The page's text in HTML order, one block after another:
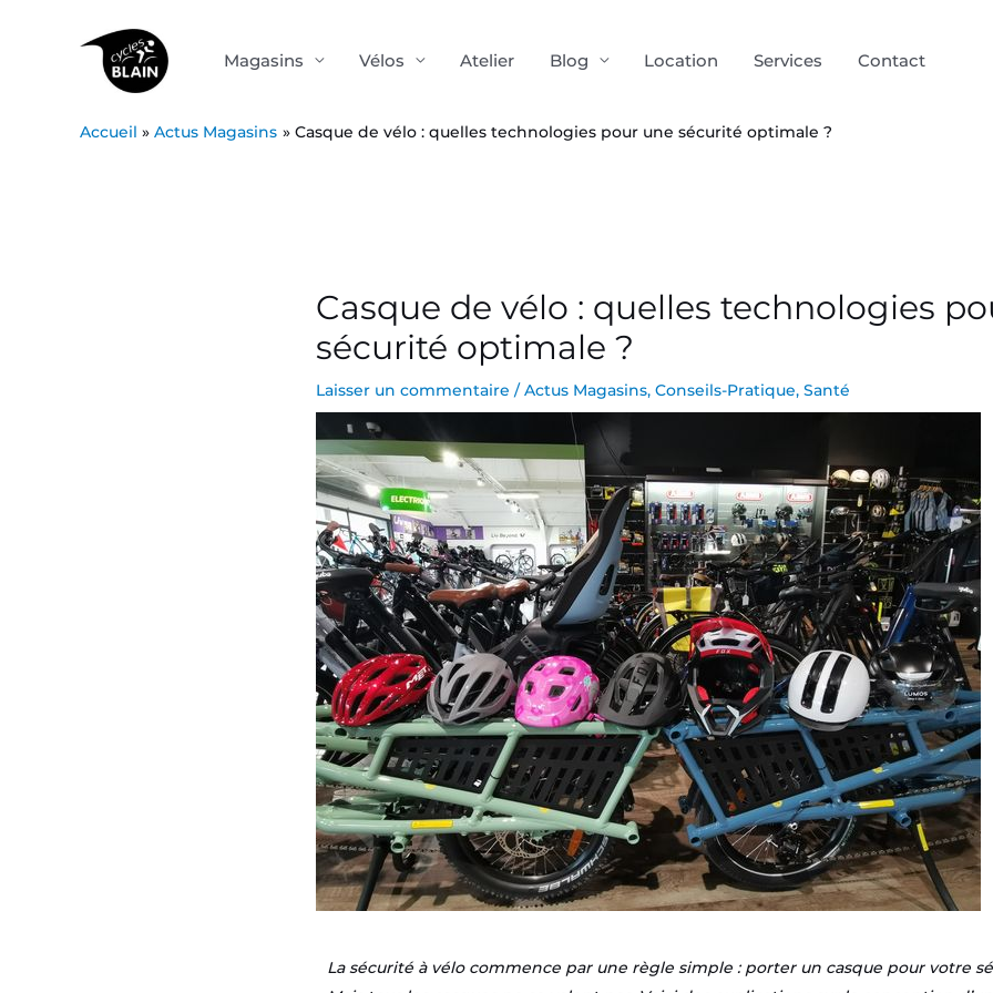
Magasins Vélos Atelier Blog Location Services Contact
Accueil Actus Magasins Casque de vélo : quelles technologies pour une sécurité optimale ?
Casque de vélo : quelles technologies
sécurité optimale ?
Laisser un commentaire /Actus Magasins,Conseils-Pratique,Santé
La sécurité à vélo commence par une règle simple : porter un casque pour votre